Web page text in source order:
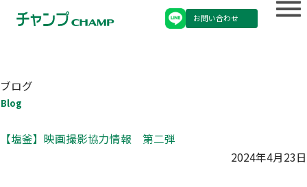
お問い合わせ
ブログ
Blog
【塩釜】映画撮影協力情報 第二弾
2024年4月23日